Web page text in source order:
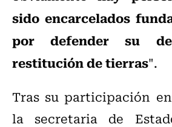
sido encarcelados
por defender su
restitución de tierras".
Tras su participación
la secretaria de